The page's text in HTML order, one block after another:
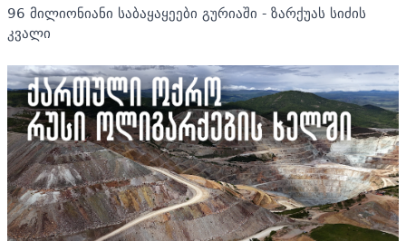
96 მილიონიანი საბაყაყეები გურიაში - ზარქუას სიძის
კვალი